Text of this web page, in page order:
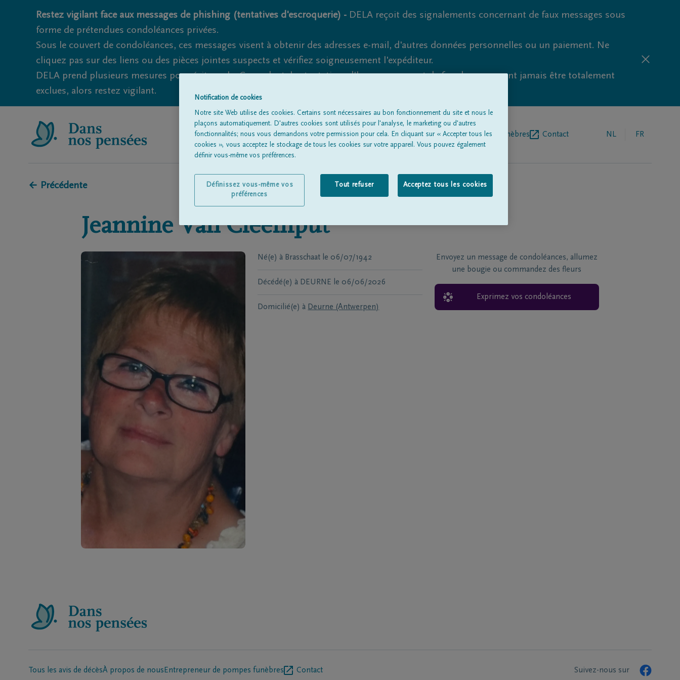
Restez vigilant face aux messages de phishing (tentatives d'escroquerie) - DELA reçoit des signalements concernant de faux messages sous
forme de prétendues condoléances privées.
Sous le couvert de condoléances, ces messages visent à obtenir des adresses e-mail, d'autres données personnelles ou un paiement. Ne
cliquez pas sur des liens ou des pièces jointes suspects et vérifiez soigneusement l'expéditeur.
DELA prend plusieurs mesures pour éviter cela. Cependant, les tentatives d'hameçonnage et de fraude ne peuvent jamais être totalement
exclues, alors restez vigilant.
Tous les avis de décèsÀ propos de nousEntrepreneur de pompes funèbres Contact NL FR
← Précédente
Jeannine Van Cleemput
Né(e) à Brasschaat le 06/07/1942
Décédé(e) à DEURNE le 06/06/2026
Domicilié(e) à Deurne (Antwerpen)
Envoyez un message de condoléances, allumez
une bougie ou commandez des fleurs
Exprimez vos condoléances
Tous les avis de décèsÀ propos de nous Entrepreneur de pompes funèbres Contact Suivez-nous sur
Notification de cookies
Notre site Web utilise des cookies. Certains sont nécessaires au bon fonctionnement du site et nous le
plaçons automatiquement. D'autres cookies sont utilisés pour l'analyse, le marketing ou d'autres
fonctionnalités; nous vous demandons votre permission pour cela. En cliquant sur « Accepter tous les
cookies », vous acceptez le stockage de tous les cookies sur votre appareil. Vous pouvez également
définir vous-même vos préférences.
Tout refuser Acceptez tous les cookies
Définissez vous-même vos
préférences